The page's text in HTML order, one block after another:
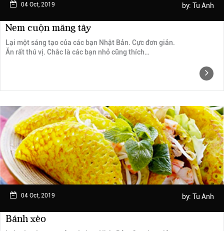
04 Oct, 2019 by: Tu Anh
Nem cuộn măng tây
Lại một sáng tạo của các bạn Nhật Bản. Cực đơn giản.
Ăn rất thú vị. Chắc là các bạn nhỏ cũng thích…
04 Oct, 2019 by: Tu Anh
Bánh xèo